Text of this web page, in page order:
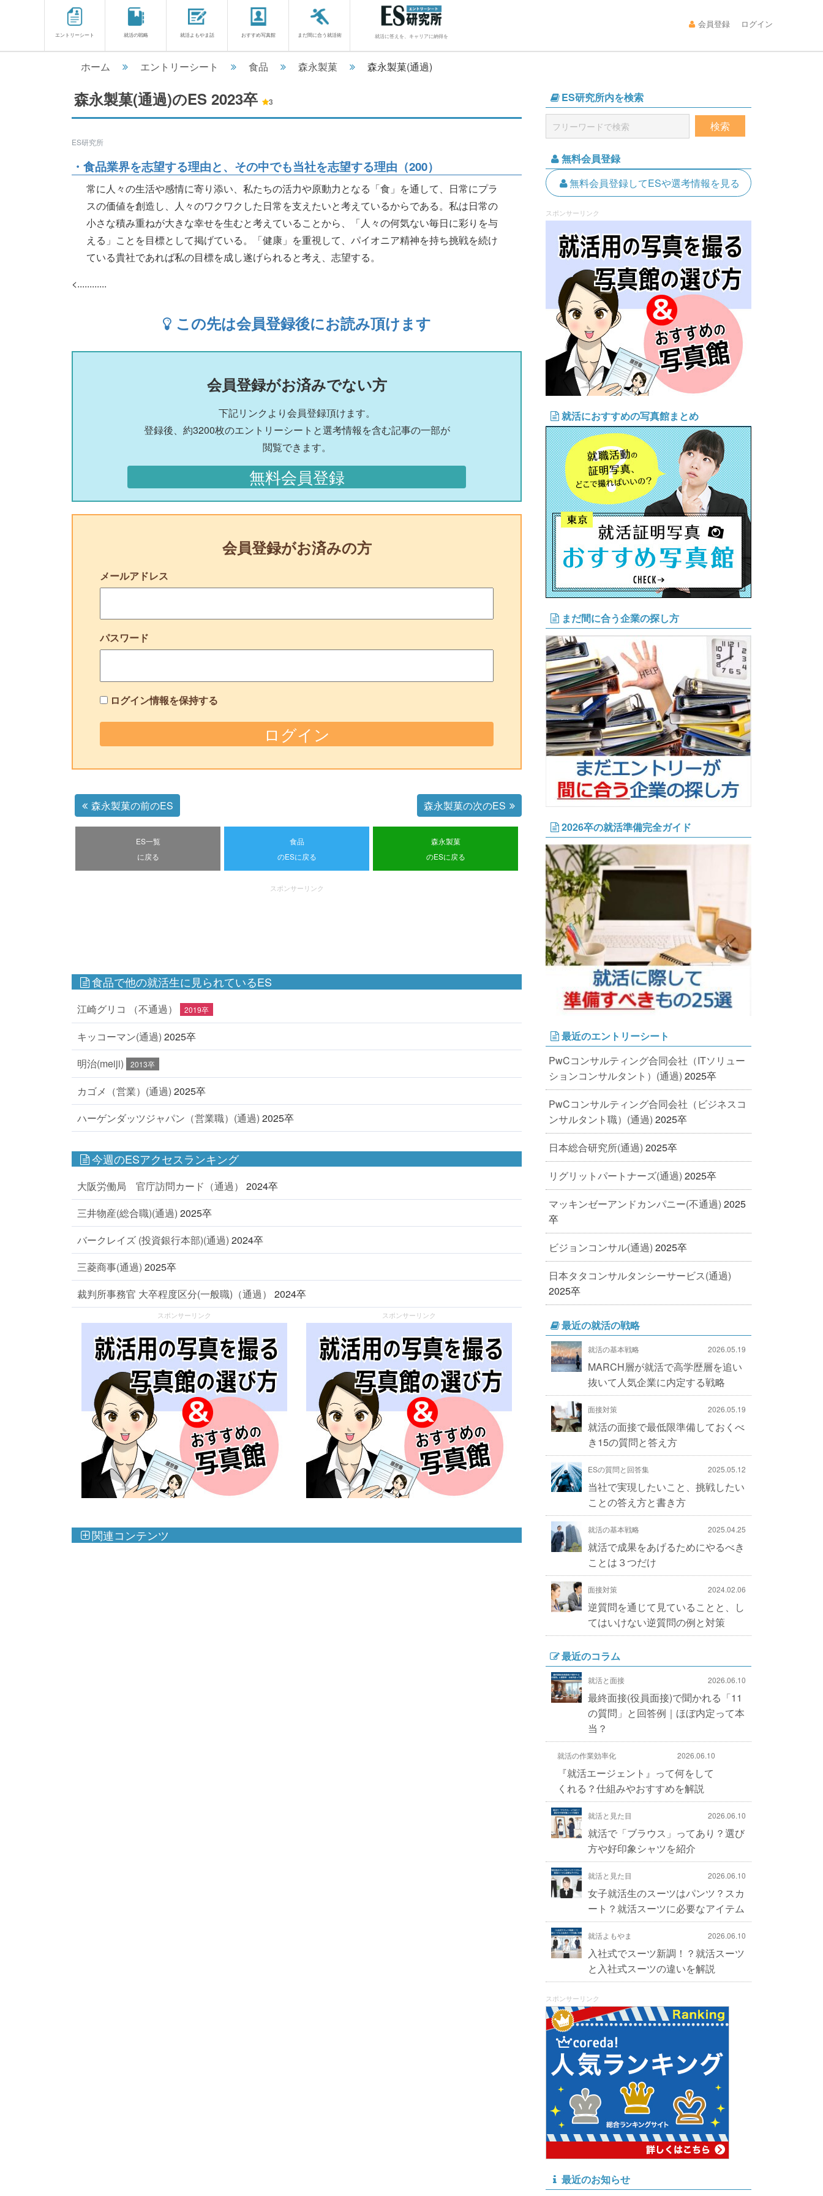
エントリーシート 就活の戦略 就活よもやま話 おすすめ写真館 まだ間に合う就活術 就活に答えを、キャリアに納得を
会員登録 ログイン
ホーム エントリーシート 食品 森永製菓 森永製菓(通過)
森永製菓(通過)のES 2023卒 3
ES研究所
・食品業界を志望する理由と、その中でも当社を志望する理由（200）
常に人々の生活や感情に寄り添い、私たちの活力や原動力となる「食」を通して、日常にプラ
スの価値を創造し、人々のワクワクした日常を支えたいと考えているからである。私は日常の
小さな積み重ねが大きな幸せを生むと考えていることから、「人々の何気ない毎日に彩りを与
える」ことを目標として掲げている。「健康」を重視して、パイオニア精神を持ち挑戦を続け
ている貴社であれば私の目標を成し遂げられると考え、志望する。
<............
この先は会員登録後にお読み頂けます
会員登録がお済みでない方
下記リンクより会員登録頂けます。
登録後、約3200枚のエントリーシートと選考情報を含む記事の一部が
閲覧できます。
無料会員登録
会員登録がお済みの方
メールアドレス
パスワード
ログイン情報を保持する
森永製菓の前のES 森永製菓の次のES
ES一覧
に戻る
食品
のESに戻る
森永製菓
のESに戻る
スポンサーリンク
食品で他の就活生に見られているES
江崎グリコ （不通過） 2019卒
キッコーマン(通過) 2025卒
明治(meiji)
2013卒
カゴメ（営業）(通過) 2025卒
ハーゲンダッツジャパン（営業職）(通過) 2025卒
今週のESアクセスランキング
大阪労働局 官庁訪問カード（通過）
2024卒
三井物産(総合職)(通過) 2025卒
バークレイズ (投資銀行本部)(通過) 2024卒
三菱商事(通過) 2025卒
裁判所事務官 大卒程度区分(一般職)（通過）
2024卒
スポンサーリンク スポンサーリンク
関連コンテンツ
ES研究所内を検索
無料会員登録
無料会員登録してESや選考情報を見る
スポンサーリンク
就活におすすめの写真館まとめ
まだ間に合う企業の探し方
2026卒の就活準備完全ガイド
最近のエントリーシート
PwCコンサルティング合同会社（ITソリュー
ションコンサルタント）(通過) 2025卒
PwCコンサルティング合同会社（ビジネスコ
ンサルタント職）(通過) 2025卒
日本総合研究所(通過) 2025卒
リグリットパートナーズ(通過) 2025卒
マッキンゼーアンドカンパニー(不通過) 2025
卒
ビジョンコンサル(通過) 2025卒
日本タタコンサルタンシーサービス(通過)
2025卒
最近の就活の戦略
就活の基本戦略 2026.05.19
MARCH層が就活で高学歴層を追い
抜いて人気企業に内定する戦略
面接対策 2026.05.19
就活の面接で最低限準備しておくべ
き15の質問と答え方
ESの質問と回答集 2025.05.12
当社で実現したいこと、挑戦したい
ことの答え方と書き方
就活の基本戦略 2025.04.25
就活で成果をあげるためにやるべき
ことは３つだけ
面接対策 2024.02.06
逆質問を通じて見ていることと、し
てはいけない逆質問の例と対策
最近のコラム
就活と面接 2026.06.10
最終面接(役員面接)で聞かれる「11
の質問」と回答例｜ほぼ内定って本
当？
就活の作業効率化 2026.06.10
『就活エージェント』って何をして
くれる？仕組みやおすすめを解説
就活と見た目 2026.06.10
就活で「ブラウス」ってあり？選び
方や好印象シャツを紹介
就活と見た目 2026.06.10
女子就活生のスーツはパンツ？スカ
ート？就活スーツに必要なアイテム
就活よもやま 2026.06.10
入社式でスーツ新調！？就活スーツ
と入社式スーツの違いを解説
スポンサーリンク
最近のお知らせ